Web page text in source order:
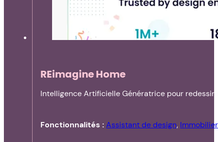
REimagine Home
Intelligence Artificielle Génératrice pour
Fonctionnalités : Assistant de design, Immobilier